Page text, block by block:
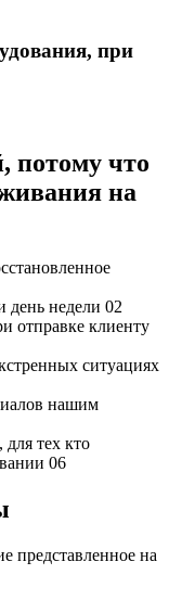
при
потому что
на
день недели 02
отправке клиенту
ситуациях
нашим
для тех кто
06
представленное на